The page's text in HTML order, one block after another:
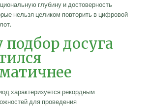
глубину и достоверность
нельзя целиком повторить в цифровой
досуга
характеризуется рекордным
для проведения